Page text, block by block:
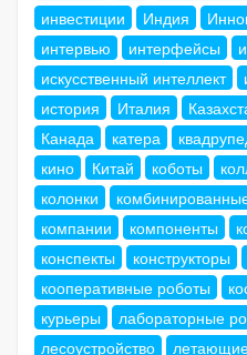
инвестиции
Индия
интервью
интерфейсы
искусственный интеллект
история
Италия
Канада
катера
кино
Китай коботы
колонки
компании
компоненты
конспекты
конструкторы
кооперативные роботы
курьеры
лабораторные
лесоустройство